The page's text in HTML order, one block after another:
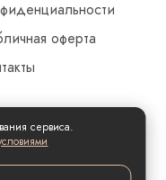
оферта
сервиса.